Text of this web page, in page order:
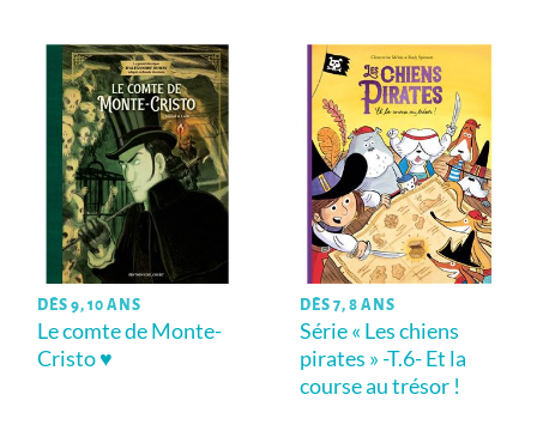
DÈS 9, 10 ANS
Le comte de Monte-
Cristo ♥
DÈS 7, 8 ANS
Série « Les chiens
pirates » -T.6- Et la
course au trésor !